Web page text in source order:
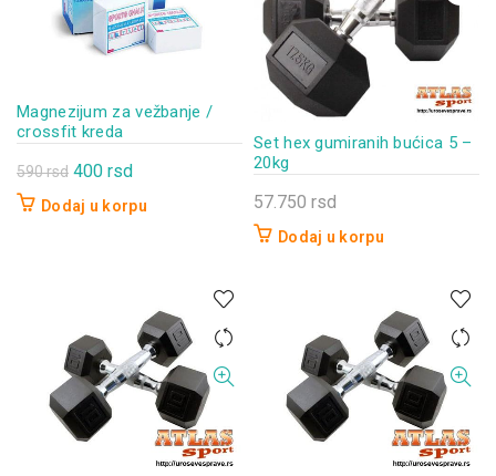
Magnezijum za vežbanje /
crossfit kreda
590rsd Originalna
cena
400 rsdTrenutna
cena
Dodaj u korpu
Set hex gumiranih bućica 5 –
20kg
57.750 rsd
Dodaj u korpu